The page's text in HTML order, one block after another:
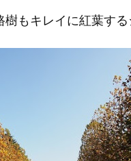
もキレイに紅葉する